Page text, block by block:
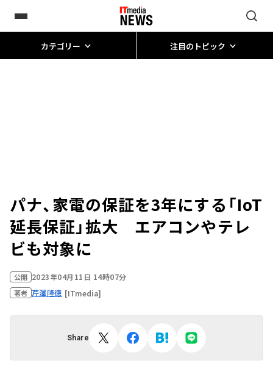
カテゴリー 注目のトピック
パナ、家電の保証を3年にする「IoT
延長保証」拡大 エアコンやテレ
ビも対象に
公開 2023年04月11日 14時07分
著者 芹澤隆徳 [ITmedia]
Share